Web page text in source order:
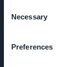
Selection
Necessary
Preferences